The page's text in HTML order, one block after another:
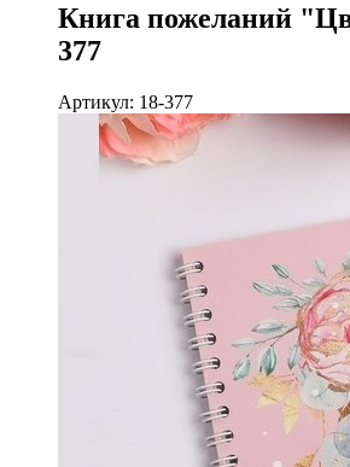
Книга пожеланий
377
Артикул: 18-377